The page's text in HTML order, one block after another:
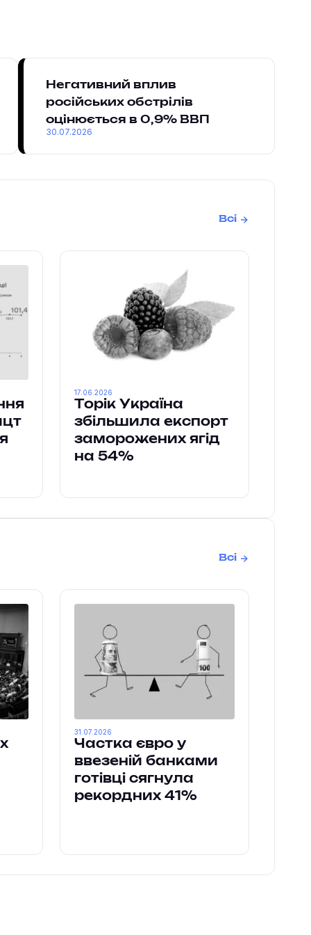
Негативний вплив
російських обстрілів
оцінюється в 0,9% ВВП
30.07.2026
Всі
Торік Україна
збільшила експорт
заморожених ягід
на 54%
17.06.2026
Всі
Частка євро у
ввезеній банками
готівці сягнула
рекордних 41%
31.07.2026